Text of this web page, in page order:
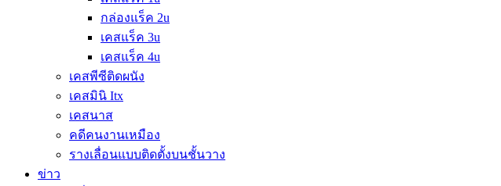
กล่องแร็ค 2u
เคสแร็ค 3u
เคสแร็ค 4u
เคสพีซีติดผนัง
เคสมินิ Itx
เคสนาส
คดีคนงานเหมือง
รางเลื่อนแบบติดตั้งบนชั้นวาง
ข่าว